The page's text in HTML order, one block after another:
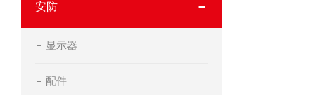
安防
显示器
配件